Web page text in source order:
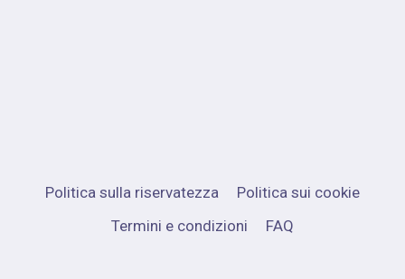
Politica sulla riservatezza
Politica sui cookie
Termini e condizioni
FAQ